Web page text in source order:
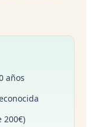
años
200€)